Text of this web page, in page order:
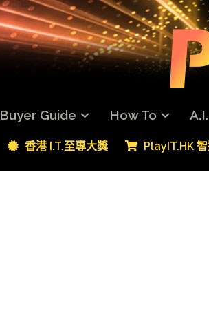
Buyer Guide How To A.I.
香港 I.T.至專大獎 PlayIT.HK